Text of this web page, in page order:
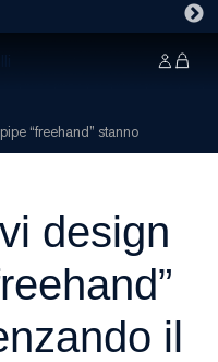
“freehand” stanno
design
il